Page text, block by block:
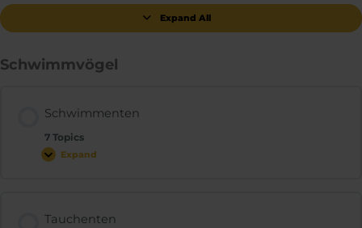
Expand All
Schwimmvögel
Schwimmenten
7 Topics
Expand
Tauchenten